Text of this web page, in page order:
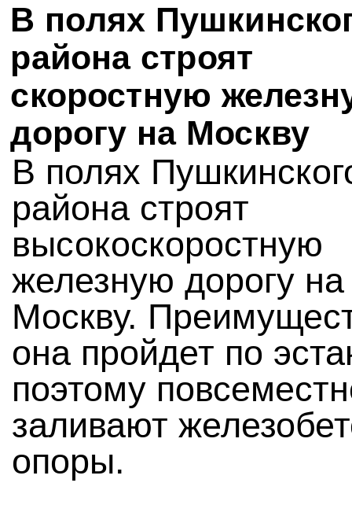
В полях
района строят
скоростную
дорогу на Москву
В полях
района строят
высокоскоростную
железную дорогу на
Москву.
она пройдет по
поэтому
заливают
опоры.